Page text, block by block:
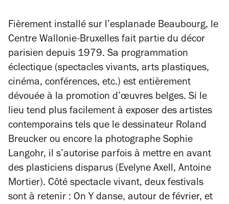
Fièrement installé sur l’esplanade Beaubourg, le
Centre Wallonie-Bruxelles fait partie du décor
parisien depuis 1979. Sa programmation
éclectique (spectacles vivants, arts plastiques,
cinéma, conférences, etc.) est entièrement
dévouée à la promotion d’œuvres belges. Si le
lieu tend plus facilement à exposer des artistes
contemporains tels que le dessinateur Roland
Breucker ou encore la photographe Sophie
Langohr, il s’autorise parfois à mettre en avant
des plasticiens disparus (Evelyne Axell, Antoine
Mortier). Côté spectacle vivant, deux festivals
sont à retenir : On Y danse, autour de février, et